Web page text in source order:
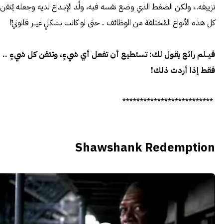
تزييفه..، ولكن الضغط الذي وضع نفسه فيه، ولَّد الإبــداع لديه وجعله يُتقن
كل هذه الأنواع المُختلفة من الوظائف .. حتى لو كانت بشكلٍ غيــر قانونيٍّ!
فيــلم رائع يقول لك: تستطيع أن تفعل أي شيءٍ، وتتقن كل شيءٍ ..
فقط إذا أردت ذلك!
**************************
Shawshank Redemption